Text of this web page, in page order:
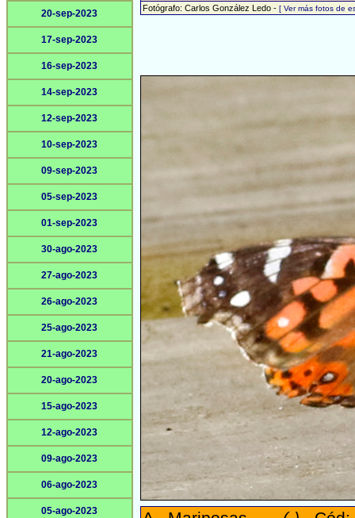
20-sep-2023
17-sep-2023
16-sep-2023
14-sep-2023
12-sep-2023
10-sep-2023
09-sep-2023
05-sep-2023
01-sep-2023
30-ago-2023
27-ago-2023
26-ago-2023
25-ago-2023
21-ago-2023
20-ago-2023
15-ago-2023
12-ago-2023
09-ago-2023
06-ago-2023
05-ago-2023
Fotógrafo: Carlos González Ledo - [ Ver más fotos de